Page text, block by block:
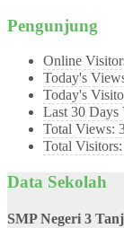
Pengunjung
Online
Today's
Today's
Last 30 Days
Total Views:
Total Visitors:
Data Sekolah
SMP Negeri 3